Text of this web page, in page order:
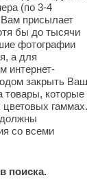
(по 3-4
присылает
бы до тысячи
фотографии
а для
интернет-
закрыть Ваш
товары, которые
гаммах.
должны
со всеми
поиска.